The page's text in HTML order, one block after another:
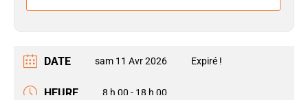
DATE sam 11 Avr 2026 Expiré !
HEURE 8 h 00 - 18 h 00